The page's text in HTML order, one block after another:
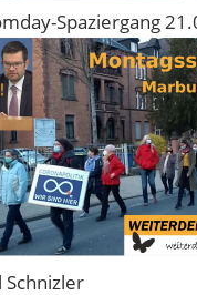
Spaziergang
Schnizler